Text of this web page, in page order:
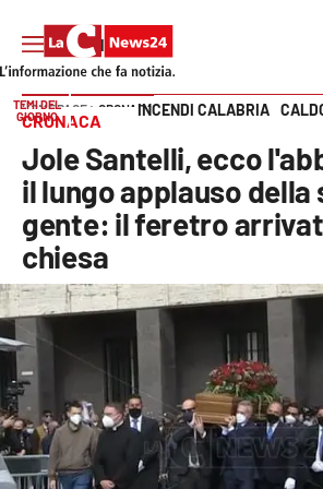
SEZIONI
Cronaca
Politica
Attualità
Economia e lavoro
Italia Mondo
Vai
TEMI DEL
GIORNO
INCENDI CALABRIA
HOME PAGE CRONACA
CRONACA
Jole Santelli, ecco
il lungo applauso della
gente: il feretro
chiesa